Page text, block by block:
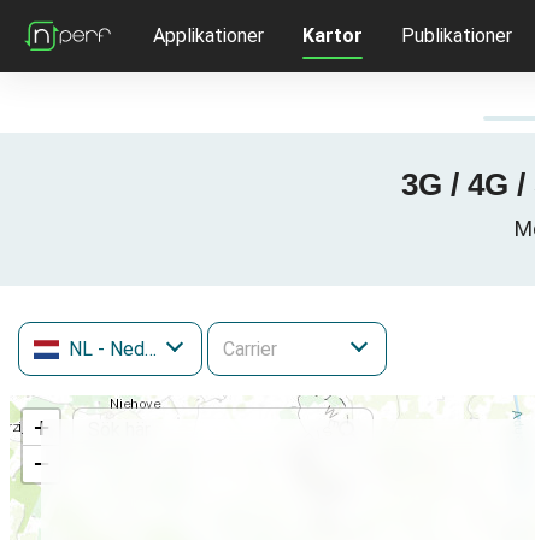
Applikationer Kartor Publikationer
3G / 4G
NL - Nederländerna
+
−